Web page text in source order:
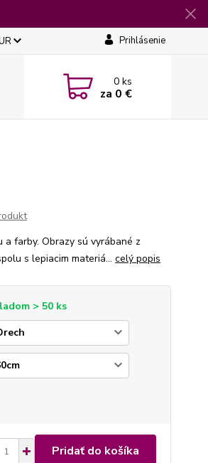
Prihlásenie
0ks
za 0 €
farby. Obrazy sú vyrábané z
s lepiacim materiá... celý popis
> 50 ks
Pridať do košíka